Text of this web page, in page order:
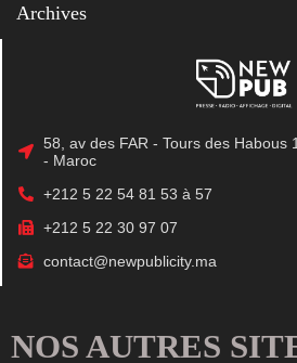
Archives
58, av des FAR - Tours des Habous
- Maroc
+212 5 22 54 81 53 à 57
+212 5 22 30 97 07
contact@newpublicity.ma
NOS AUTRES